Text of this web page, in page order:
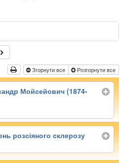
Згорнути все Розгорнути все
Мойсейович (1874-
розсіяного склерозу